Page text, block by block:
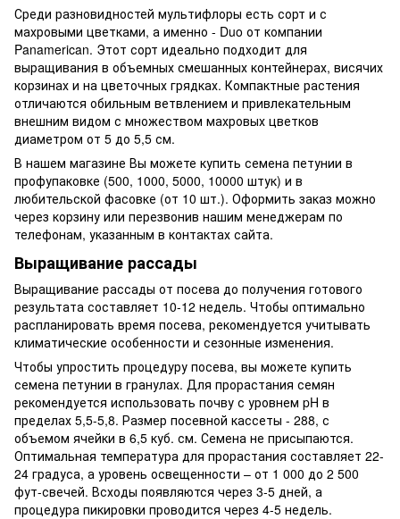
Среди разновидностей мультифлоры есть сорт и с
махровыми цветками, а именно - Duo от компании
Panamerican. Этот сорт идеально подходит для
выращивания в объемных смешанных контейнерах, висячих
корзинах и на цветочных грядках. Компактные растения
отличаются обильным ветвлением и привлекательным
внешним видом с множеством махровых цветков
диаметром от 5 до 5,5 см.
В нашем магазине Вы можете купить семена петунии в
профупаковке (500, 1000, 5000, 10000 штук) и в
любительской фасовке (от 10 шт.). Оформить заказ можно
через корзину или перезвонив нашим менеджерам по
телефонам, указанным в контактах сайта.
Выращивание рассады
Выращивание рассады от посева до получения готового
результата составляет 10-12 недель. Чтобы оптимально
распланировать время посева, рекомендуется учитывать
климатические особенности и сезонные изменения.
Чтобы упростить процедуру посева, вы можете купить
семена петунии в гранулах. Для прорастания семян
рекомендуется использовать почву с уровнем pH в
пределах 5,5-5,8. Размер посевной кассеты - 288, с
объемом ячейки в 6,5 куб. см. Семена не присыпаются.
Оптимальная температура для прорастания составляет 22-
24 градуса, а уровень освещенности – от 1 000 до 2 500
фут-свечей. Всходы появляются через 3-5 дней, а
процедура пикировки проводится через 4-5 недель.